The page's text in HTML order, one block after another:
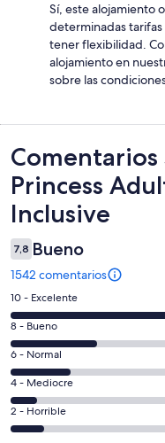
Sí, este alojamiento
determinadas
tener flexibilidad.
alojamiento en
sobre las
Comentarios
Comentarios
Princess
Inclusive
7,8 Bueno
1542 comentarios
694
comentarios
de
un
total
de
1542
con
10 - Excelente
348
comentarios
de
un
total
de
8 - Bueno
246
comentarios
de
un
total
6 - Normal
109
comentarios
de
4 - Mediocre
145
comentarios
2 - Horrible